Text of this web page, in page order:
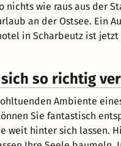
nichts wie raus aus der
an der Ostsee. Ein
in Scharbeutz ist jetzt
sich so richtig
Ambiente
Sie fantastisch
weit hinter sich lassen.